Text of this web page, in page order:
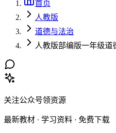
首页
人教版
道德与法治
人教版部编版一年级道
关注公众号领资源
最新教材 · 学习资料 · 免费下载